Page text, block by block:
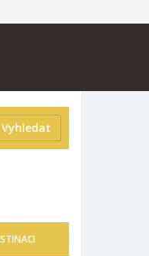
Vyhledat